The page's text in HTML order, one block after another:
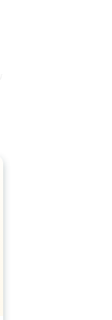
диагностика